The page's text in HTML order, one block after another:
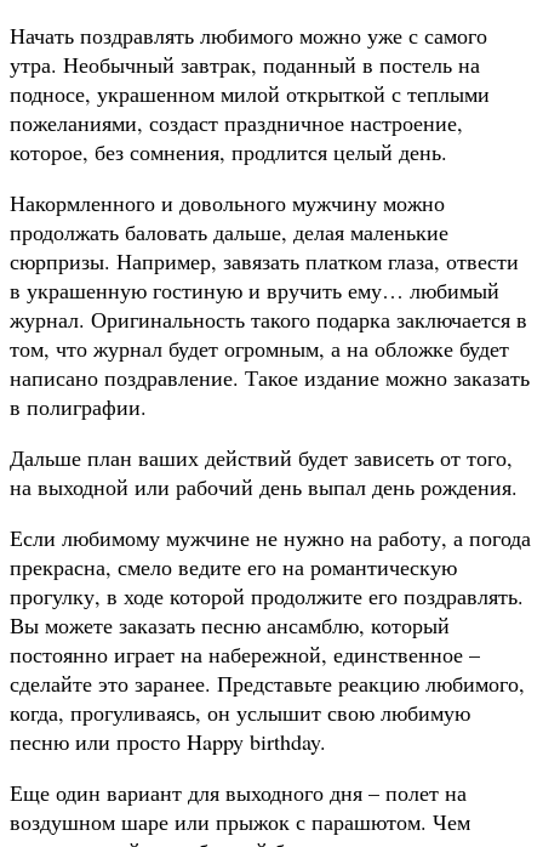
Начать поздравлять любимого можно уже с самого
утра. Необычный завтрак, поданный в постель на
подносе, украшенном милой открыткой с теплыми
пожеланиями, создаст праздничное настроение,
которое, без сомнения, продлится целый день.
Накормленного и довольного мужчину можно
продолжать баловать дальше, делая маленькие
сюрпризы. Например, завязать платком глаза, отвести
в украшенную гостиную и вручить ему… любимый
журнал. Оригинальность такого подарка заключается в
том, что журнал будет огромным, а на обложке будет
написано поздравление. Такое издание можно заказать
в полиграфии.
Дальше план ваших действий будет зависеть от того,
на выходной или рабочий день выпал день рождения.
Если любимому мужчине не нужно на работу, а погода
прекрасна, смело ведите его на романтическую
прогулку, в ходе которой продолжите его поздравлять.
Вы можете заказать песню ансамблю, который
постоянно играет на набережной, единственное –
сделайте это заранее. Представьте реакцию любимого,
когда, прогуливаясь, он услышит свою любимую
песню или просто Happy birthday.
Еще один вариант для выходного дня – полет на
воздушном шаре или прыжок с парашютом. Чем